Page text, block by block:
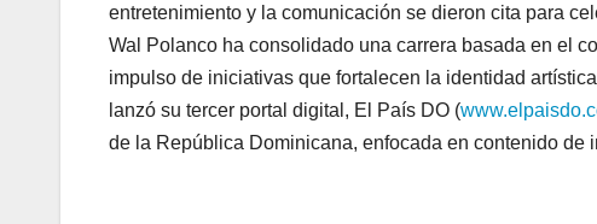
entretenimiento y la comunicación se dieron cita para
Wal Polanco ha consolidado una carrera basada en el
impulso de iniciativas que fortalecen la identidad
lanzó su tercer portal digital, El País DO (
de la República Dominicana, enfocada en contenido de